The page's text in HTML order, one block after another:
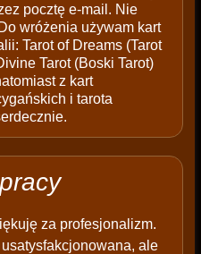
pocztę e-mail. Nie
wróżenia używam kart
Tarot of Dreams (Tarot
Tarot (Boski Tarot)
z kart
i tarota
za profesjonalizm.
usatysfakcjonowana, ale